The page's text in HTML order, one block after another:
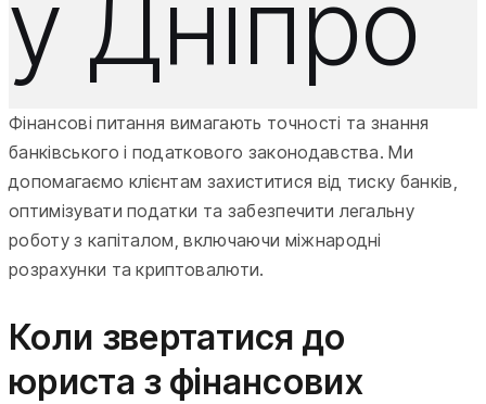
у Дніпро
Фінансові питання вимагають точності та знання
банківського і податкового законодавства. Ми
допомагаємо клієнтам захиститися від тиску банків,
оптимізувати податки та забезпечити легальну
роботу з капіталом, включаючи міжнародні
розрахунки та криптовалюти.
Коли звертатися до
юриста з фінансових